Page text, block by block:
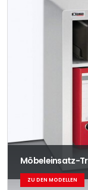
Möbeleinsatz-
ZU DEN MODELLEN